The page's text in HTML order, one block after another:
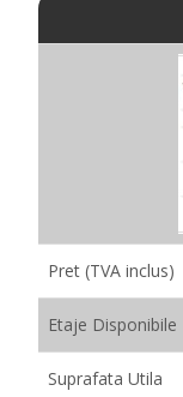
Pret (TVA inclus)
Etaje Disponibile
Suprafata Utila